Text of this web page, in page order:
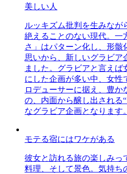
美しい人
ルッキズム批判を生みなが
絶えることのない現代。一
さ」はパターン化し、形骸
思いから、新しいグラビア
ました。グラビアと言えば
にした企画が多い中、女性
ロデューサーに据え、豊か
の、内面から醸し出される
なグラビア企画となります。
モテる宿にはワケがある
彼女と訪れる旅の楽しみ
料理、そして景色。気持ち